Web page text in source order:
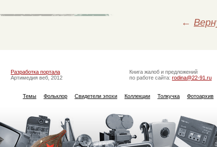
←
Разработка портала
Артимедия веб, 2012
Книга жалоб и предложений
по работе сайта: rodina@22-91.ru
Темы Фольклор Свидетели эпохи Коллекции Толкучка Фотоархив